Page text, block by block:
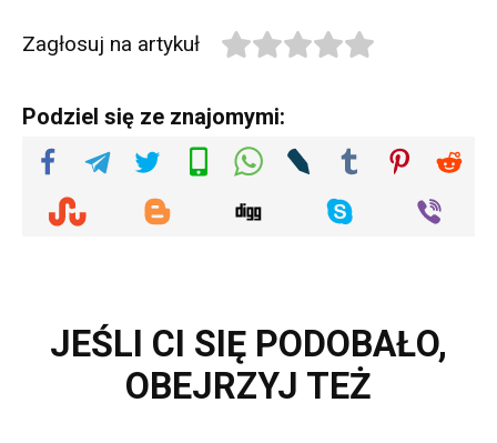
Zagłosuj na artykuł
Podziel się ze znajomymi:
JEŚLI CI SIĘ PODOBAŁO,
OBEJRZYJ TEŻ